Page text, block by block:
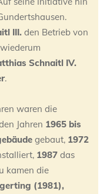
III. den Betrieb von
Schnaitl IV.
.
waren die
Jahren 1965 bis
gebaut, 1972
1987 das
kamen die
(1981),